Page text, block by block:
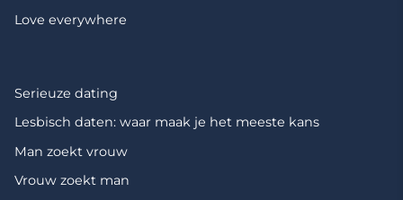
Love everywhere
Serieuze dating
Lesbisch daten: waar maak je het meeste kans
Man zoekt vrouw
Vrouw zoekt man